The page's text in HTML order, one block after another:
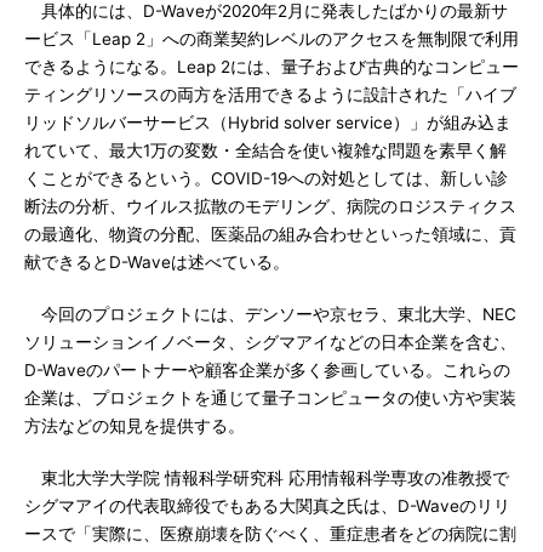
具体的には、D-Waveが2020年2月に発表したばかりの最新サ
ービス「Leap 2」への商業契約レベルのアクセスを無制限で利用
できるようになる。Leap 2には、量子および古典的なコンピュー
ティングリソースの両方を活用できるように設計された「ハイブ
リッドソルバーサービス（Hybrid solver service）」が組み込ま
れていて、最大1万の変数・全結合を使い複雑な問題を素早く解
くことができるという。COVID-19への対処としては、新しい診
断法の分析、ウイルス拡散のモデリング、病院のロジスティクス
の最適化、物資の分配、医薬品の組み合わせといった領域に、貢
献できるとD-Waveは述べている。
今回のプロジェクトには、デンソーや京セラ、東北大学、NEC
ソリューションイノベータ、シグマアイなどの日本企業を含む、
D-Waveのパートナーや顧客企業が多く参画している。これらの
企業は、プロジェクトを通じて量子コンピュータの使い方や実装
方法などの知見を提供する。
東北大学大学院 情報科学研究科 応用情報科学専攻の准教授で
シグマアイの代表取締役でもある大関真之氏は、D-Waveのリリ
ースで「実際に、医療崩壊を防ぐべく、重症患者をどの病院に割